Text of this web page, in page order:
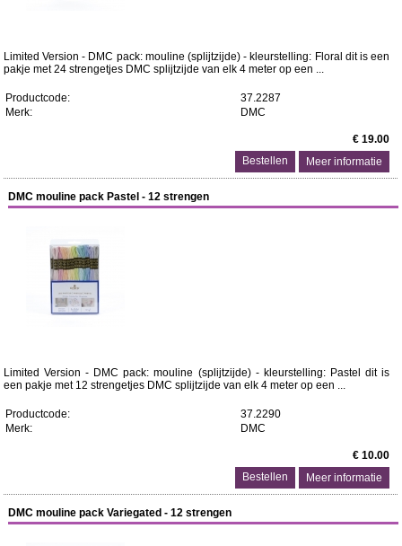
Limited Version - DMC pack: mouline (splijtzijde) - kleurstelling: Floral dit is een
pakje met 24 strengetjes DMC splijtzijde van elk 4 meter op een ...
Productcode:
37.2287
Merk:
DMC
€ 19.00
Meer informatie
DMC mouline pack Pastel - 12 strengen
Limited Version - DMC pack: mouline (splijtzijde) - kleurstelling: Pastel dit is
een pakje met 12 strengetjes DMC splijtzijde van elk 4 meter op een ...
Productcode:
37.2290
Merk:
DMC
€ 10.00
Meer informatie
DMC mouline pack Variegated - 12 strengen